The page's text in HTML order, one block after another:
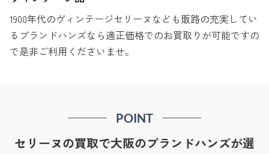
1900年代のヴィンテージセリーヌなども販路の充実してい
るブランドハンズなら適正価格でのお買取りが可能ですの
で是非ご利用くださいませ。
POINT
セリーヌの買取で大阪のブランドハンズが選